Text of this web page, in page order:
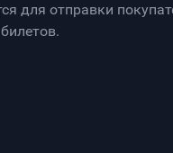
для отправки